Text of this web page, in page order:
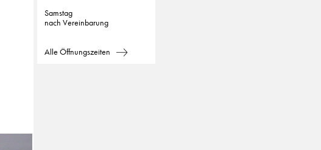
Samstag
nach Vereinbarung
Alle Öffnungszeiten